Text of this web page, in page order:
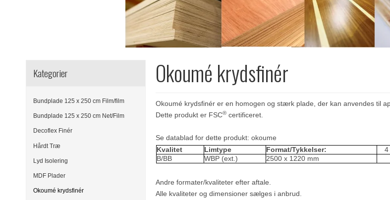
Kategorier
Bundplade 125 x 250 cm Film/film
Bundplade 125 x 250 cm Net/Film
Decoflex Finér
Hårdt Træ
Lyd Isolering
MDF Plader
Okoumé krydsfinér
Okoumé krydsfinér
Okoumé krydsfinér er en homogen og stærk plade, der kan anvendes til
Dette produkt er FSC® certificeret.
Se datablad for dette produkt:okoume
Kvalitet
Limtype Format/Tykkelser: 4
B/BB
WBP (ext.) 2500 x 1220 mm
Andre formater/kvaliteter efter aftale.
Alle kvaliteter og dimensioner sælges i anbrud.